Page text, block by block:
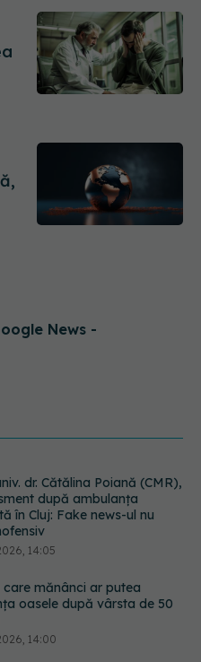
News -
care mănânci ar putea
oasele după vârsta de 50
14:00
testul TORCH și cine trebuie
Ce înseamnă un rezultat
13:00